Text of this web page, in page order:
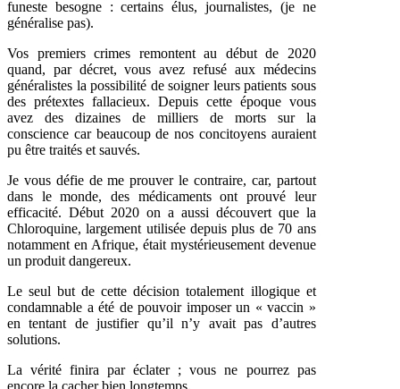
funeste besogne : certains élus, journalistes, (je ne
généralise pas).
Vos premiers crimes remontent au début de 2020
quand, par décret, vous avez refusé aux médecins
généralistes la possibilité de soigner leurs patients sous
des prétextes fallacieux. Depuis cette époque vous
avez des dizaines de milliers de morts sur la
conscience car beaucoup de nos concitoyens auraient
pu être traités et sauvés.
Je vous défie de me prouver le contraire, car, partout
dans le monde, des médicaments ont prouvé leur
efficacité. Début 2020 on a aussi découvert que la
Chloroquine, largement utilisée depuis plus de 70 ans
notamment en Afrique, était mystérieusement devenue
un produit dangereux.
Le seul but de cette décision totalement illogique et
condamnable a été de pouvoir imposer un « vaccin »
en tentant de justifier qu’il n’y avait pas d’autres
solutions.
La vérité finira par éclater ; vous ne pourrez pas